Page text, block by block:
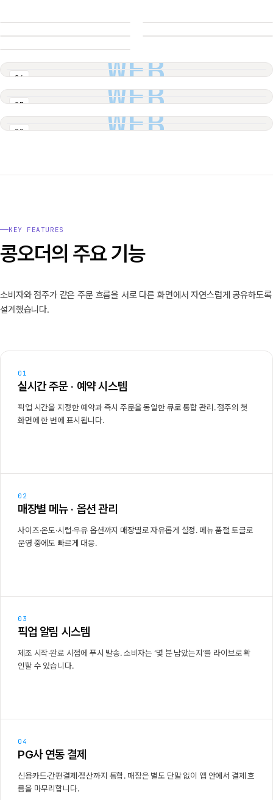
01 KO 02 KO
03 KO KO
05 KO
06 WEB
07 WEB
08 WEB
KEY FEATURES
콩오더의 주요 기능
소비자와 점주가 같은 주문 흐름을 서로 다른 화면에서 자연스럽게 공유하도록
설계했습니다.
01
실시간 주문 · 예약 시스템
픽업 시간을 지정한 예약과 즉시 주문을 동일한 큐로 통합 관리. 점주의 첫
화면에 한 번에 표시됩니다.
02
매장별 메뉴 · 옵션 관리
사이즈·온도·시럽·우유 옵션까지 매장별로 자유롭게 설정. 메뉴 품절 토글로
운영 중에도 빠르게 대응.
03
픽업 알림 시스템
제조 시작·완료 시점에 푸시 발송. 소비자는 ‘몇 분 남았는지’를 라이브로 확
인할 수 있습니다.
04
PG사 연동 결제
신용카드·간편결제·정산까지 통합. 매장은 별도 단말 없이 앱 안에서 결제 흐
름을 마무리합니다.